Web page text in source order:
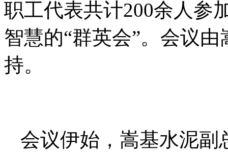
职工代表共计200余人参
智慧的“群英会”。会议
持。
会议伊始，嵩基水泥副